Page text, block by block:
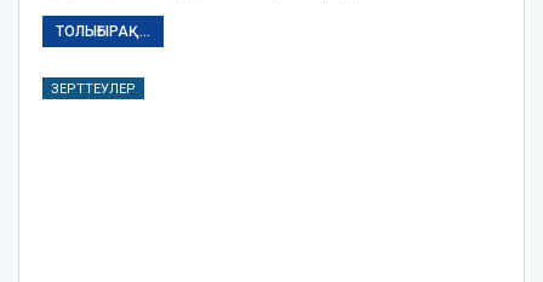
ТОЛЫҒЫРАҚ...
ЗЕРТТЕУЛЕР